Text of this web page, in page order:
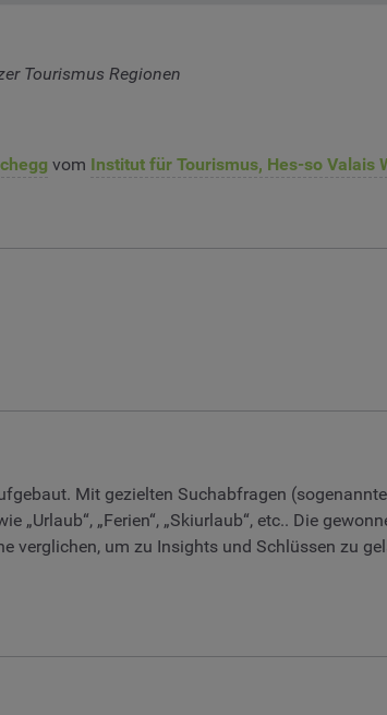
Tourismus Regionen
vom Institut für Tourismus, Hes-so Valais
Mit gezielten Suchabfragen
„Ferien“, „Skiurlaub“, etc.. Die
um zu Insights und Schlüssen zu